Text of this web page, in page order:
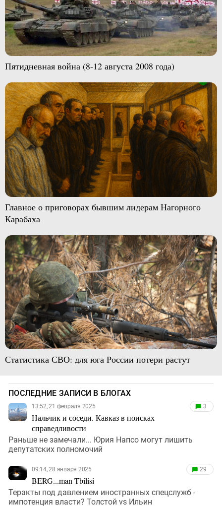
Пятидневная война (8-12 августа 2008 года)
Главное о приговорах бывшим лидерам Нагорного
Карабаха
Статистика СВО: для юга России потери растут
ПОСЛЕДНИЕ ЗАПИСИ В БЛОГАХ
13:52, 21 февраля 2025
Нальчик и соседи. Кавказ в поисках
справедливости
3
Раньше не замечали... Юрия Напсо могут лишить
депутатских полномочий
09:14, 28 января 2025
BERG...man Tbilisi
29
Теракты под давлением иностранных спецслужб -
импотенция власти? Толстой vs Ильин